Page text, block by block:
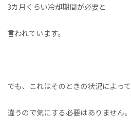
3カ月くらい冷却期間が必要と
言われています。
でも、これはそのときの状況によって
違うので気にする必要はありません。